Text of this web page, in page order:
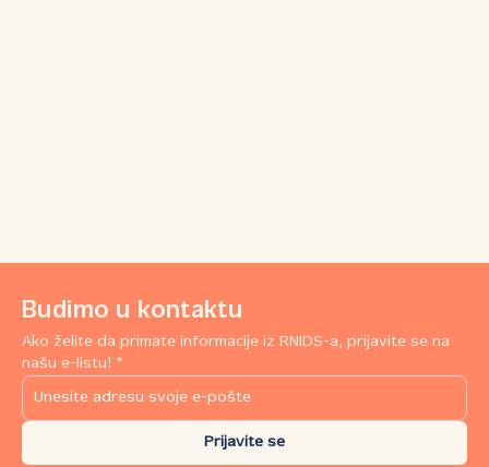
Budimo u kontaktu
Ako želite da primate informacije iz RNIDS-a, prijavite se na
našu e-listu! *
Prijavite se